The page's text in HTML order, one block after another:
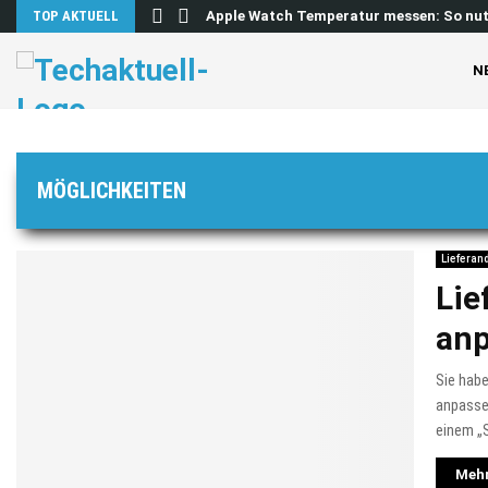
TOP AKTUELL
lösen… Apple Watch Temperatur messen: So
MÖGLICHKEITEN
Sie
einem